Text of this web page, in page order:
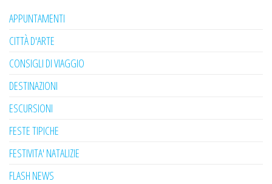
APPUNTAMENTI
CITTÀ D'ARTE
CONSIGLI DI VIAGGIO
DESTINAZIONI
ESCURSIONI
FESTE TIPICHE
FESTIVITA' NATALIZIE
FLASH NEWS